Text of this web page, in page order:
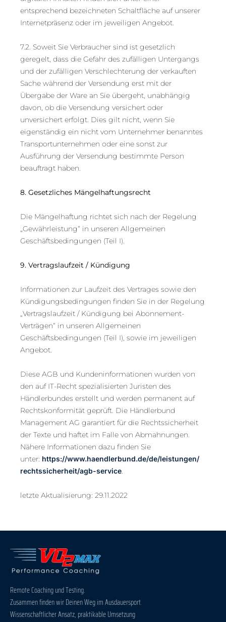
entsprechend bezeichneten Schaltfläche auf unserer
Internetpräsenz oder im jeweiligen Angebot.
7.2. Soweit Sie Verbraucher sind ist gesetzlich
geregelt, dass die Gefahr des zufälligen Untergangs
und der zufälligen Verschlechterung der verkauften
Sache während der Versendung erst mit der
Übergabe der Ware an Sie übergeht, unabhängig
davon, ob die Versendung versichert oder
unversichert erfolgt. Dies gilt nicht, wenn Sie
eigenständig ein nicht vom Unternehmer benanntes
Transportunternehmen oder eine sonst zur
Ausführung der Versendung bestimmte Person
beauftragt haben.
8. Gesetzliches Mängelhaftungsrecht
Die Mängelhaftung richtet sich nach der Regelung
„Gewährleistung“ in unseren Allgemeinen
Geschäftsbedingungen (Teil I).
9. Vertragslaufzeit / Kündigung
Informationen zur Laufzeit des Vertrages sowie den
Kündigungsbedingungen finden Sie in der Regelung
„Vertragslaufzeit / Kündigung bei Abonnement-
Verträgen“ in unseren Allgemeinen
Geschäftsbedingungen (Teil I), sowie im jeweiligen
Angebot.
Diese AGB und Kundeninformationen wurden von
den auf IT-Recht spezialisierten Juristen des
Händlerbundes erstellt und werden permanent auf
Rechtskonformität geprüft. Die Händlerbund
Management AG garantiert für die Rechtssicherheit
der Texte und haftet im Falle von Abmahnungen.
Nähere Informationen dazu finden Sie
unter: https://www.haendlerbund.de/de/leistungen/
rechtssicherheit/agb-service.
letzte Aktualisierung: 29.11.2022
Remote Coaching und Testing.
Zusammen finden wir Deinen Weg im Ausdauersport.
Wissenschaftlicher Ansatz, praktikable Umsetzung